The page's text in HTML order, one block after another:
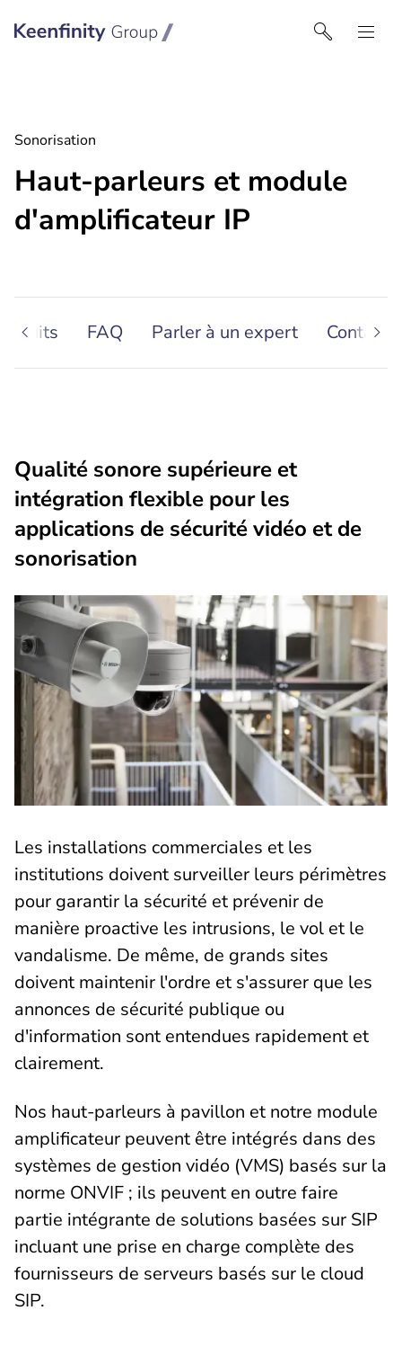
Keenfinity Group I France
Sonorisation
Haut-parleurs et module
d'amplificateur IP
FAQ Parler à un expert Contact
Qualité sonore supérieure et
intégration flexible pour les
applications de sécurité vidéo et de
sonorisation
Les installations commerciales et les
institutions doivent surveiller leurs périmètres
pour garantir la sécurité et prévenir de
manière proactive les intrusions, le vol et le
vandalisme. De même, de grands sites
doivent maintenir l'ordre et s'assurer que les
annonces de sécurité publique ou
d'information sont entendues rapidement et
clairement.
Nos haut-parleurs à pavillon et notre module
amplificateur peuvent être intégrés dans des
systèmes de gestion vidéo (VMS) basés sur la
norme ONVIF ; ils peuvent en outre faire
partie intégrante de solutions basées sur SIP
incluant une prise en charge complète des
fournisseurs de serveurs basés sur le cloud
SIP.